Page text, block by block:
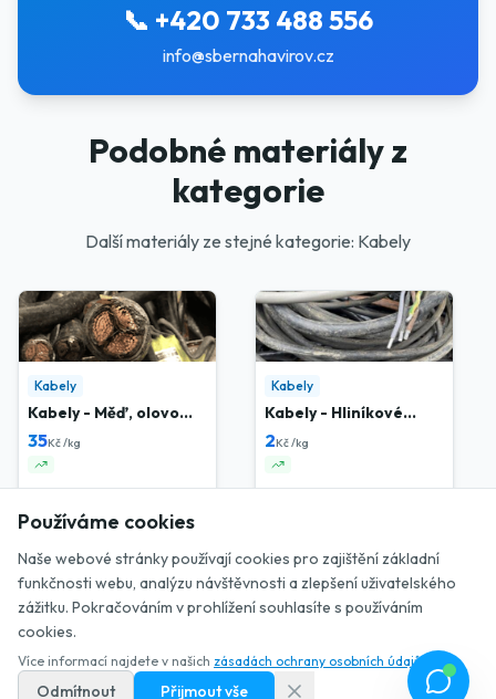
Používáme cookies
Naše webové stránky používají cookies pro zajištění základní
funkčnosti webu, analýzu návštěvnosti a zlepšení uživatelského
zážitku. Pokračováním v prohlížení souhlasíte s používáním
cookies.
Více informací najdete v našich zásadách ochrany osobních údajů.
Odmítnout Přijmout vše
🧮 Novinka: spočítej si výkup!
📞 +420 733 488 556
info@sbernahavirov.cz
Podobné materiály z
kategorie
Další materiály ze stejné kategorie: Kabely
Kabely
Kabely - Měď, olovo
mastné
35Kč /kg
Kabely
Kabely - Hliníkové
tenké
2Kč /kg
CYKY a Mix
76
Kabely - Měděné 50%
90